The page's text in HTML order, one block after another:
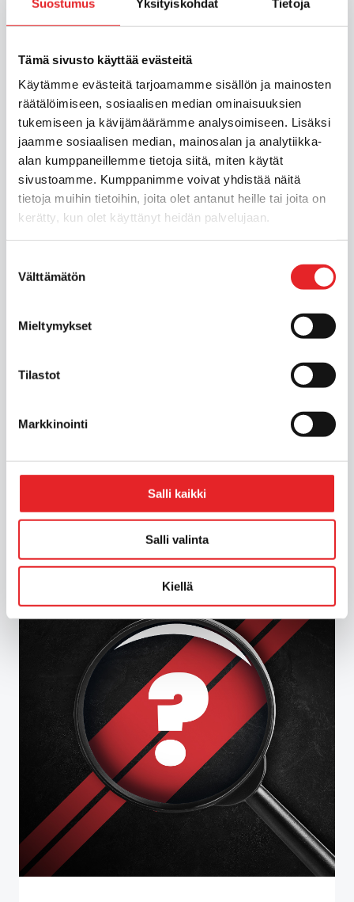
Suostumus Yksityiskohdat Tietoja
Tämä sivusto käyttää evästeitä
Käytämme evästeitä tarjoamamme sisällön ja mainosten
räätälöimiseen, sosiaalisen median ominaisuuksien
tukemiseen ja kävijämäärämme analysoimiseen. Lisäksi
jaamme sosiaalisen median, mainosalan ja analytiikka-
alan kumppaneillemme tietoja siitä, miten käytät
sivustoamme. Kumppanimme voivat yhdistää näitä
tietoja muihin tietoihin, joita olet antanut heille tai joita on
kerätty, kun olet käyttänyt heidän palvelujaan.
valinta
Välttämätön
Mieltymykset
Tilastot
Markkinointi
Salli kaikki
Salli valinta
Kiellä
Liikenneterveyden
palvelut
Toteutamme terveysperusteisia ajokyvyn
muuta ajoterveyteen liittyvää koulutusta
kanssa.
Tutustu palveluihin